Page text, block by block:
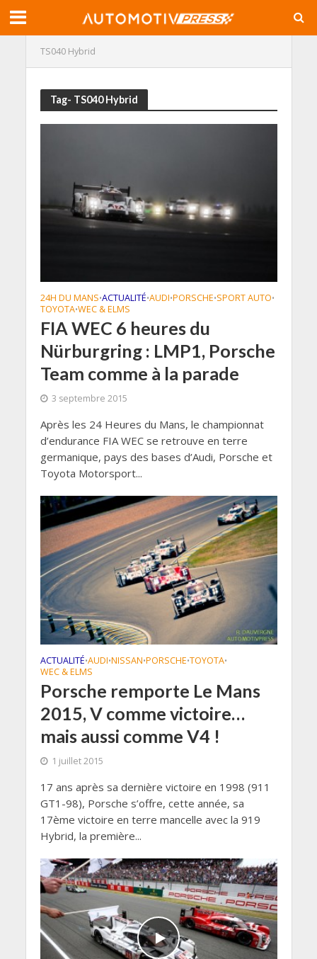
TS040 Hybrid
Tag- TS040 Hybrid
24H DU MANS•ACTUALITÉ•AUDI•PORSCHE•SPORT AUTO•
TOYOTA•WEC & ELMS
FIA WEC 6 heures du
Nürburgring : LMP1, Porsche
Team comme à la parade
3 septembre 2015
Après les 24 Heures du Mans, le championnat
d’endurance FIA WEC se retrouve en terre
germanique, pays des bases d’Audi, Porsche et
Toyota Motorsport...
ACTUALITÉ•AUDI•NISSAN•PORSCHE•TOYOTA•
WEC & ELMS
Porsche remporte Le Mans
2015, V comme victoire…
mais aussi comme V4 !
1 juillet 2015
17 ans après sa dernière victoire en 1998 (911
GT1-98), Porsche s’offre, cette année, sa
17ème victoire en terre mancelle avec la 919
Hybrid, la première...